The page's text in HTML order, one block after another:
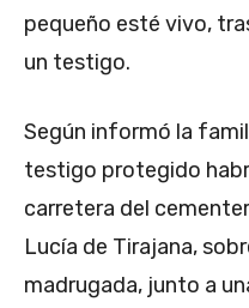
pequeño esté vivo,
un testigo.
Según informó la
testigo protegido
carretera del
Lucía de Tirajana,
madrugada, junto a